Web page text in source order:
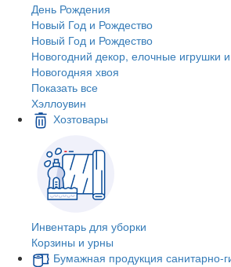
День Рождения
Новый Год и Рождество
Новый Год и Рождество
Новогодний декор, елочные игрушки
Новогодняя хвоя
Показать все
Хэллоувин
Хозтовары
Инвентарь для уборки
Корзины и урны
Бумажная продукция санитарно-